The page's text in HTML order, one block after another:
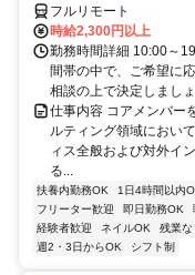
フルリモート
時給2,300円以上
勤務時間詳細 10:00～
間帯の中で、ご希望に
相談の上で決定しましょ
仕事内容 コアメンバー
ルティング領域におい
ィス全般および対外イ
る...
扶養内勤務OK 1日4時間以内
フリーター歓迎
即日勤務OK
経験者歓迎
ネイルOK 残業な
週2・3日からOK
シフト制